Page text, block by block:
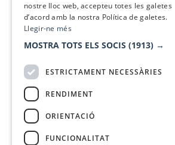
nostre lloc web, accepteu totes les galetes
d’acord amb la nostra Política de galetes.
Llegir-ne més
MOSTRA TOTS ELS SOCIS (1913) →
ESTRICTAMENT NECESSÀRIES
RENDIMENT
ORIENTACIÓ
FUNCIONALITAT